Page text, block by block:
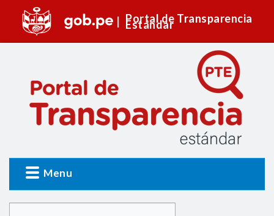
Portal de Transparencia
Estándar
Menu